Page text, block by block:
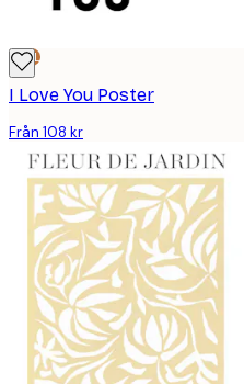
DEAL
I Love You Poster
Från 108 kr